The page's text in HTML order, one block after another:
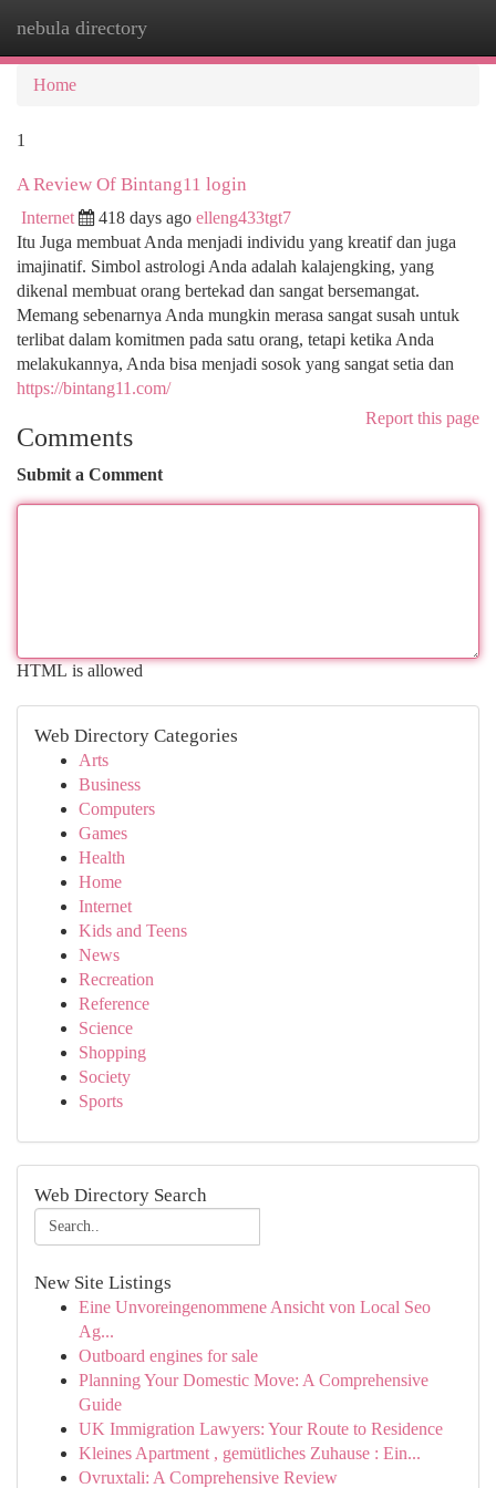
nebula directory
Home
1
A Review Of Bintang11 login
Internet 418 days ago elleng433tgt7
Itu Juga membuat Anda menjadi individu yang kreatif dan juga
imajinatif. Simbol astrologi Anda adalah kalajengking, yang
dikenal membuat orang bertekad dan sangat bersemangat.
Memang sebenarnya Anda mungkin merasa sangat susah untuk
terlibat dalam komitmen pada satu orang, tetapi ketika Anda
melakukannya, Anda bisa menjadi sosok yang sangat setia dan
https://bintang11.com/
Report this page
Comments
Submit a Comment
HTML is allowed
Web Directory Categories
Arts
Business
Computers
Games
Health
Home
Internet
Kids and Teens
News
Recreation
Reference
Science
Shopping
Society
Sports
Web Directory Search
New Site Listings
Eine Unvoreingenommene Ansicht von Local Seo
Ag...
Outboard engines for sale
Planning Your Domestic Move: A Comprehensive
Guide
UK Immigration Lawyers: Your Route to Residence
Kleines Apartment , gemütliches Zuhause : Ein...
Ovruxtali: A Comprehensive Review